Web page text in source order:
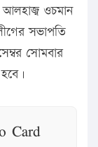
ওচমান
সভাপতি
সোমবার
Card